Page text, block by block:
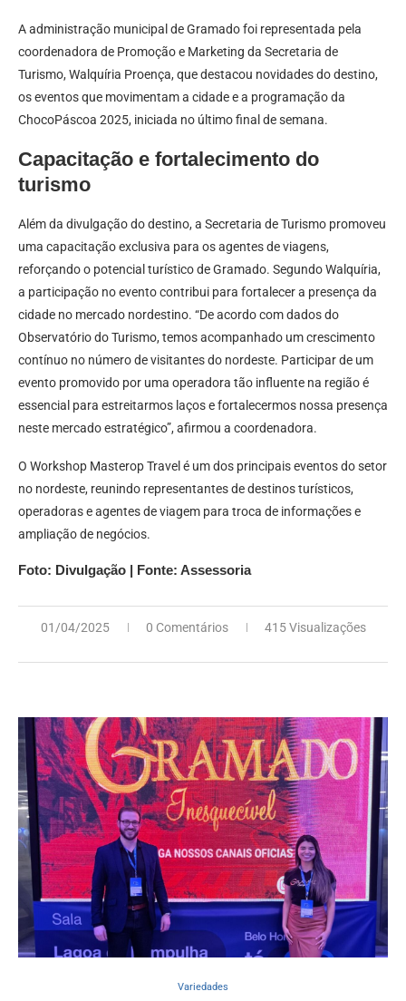
A administração municipal de Gramado foi representada pela
coordenadora de Promoção e Marketing da Secretaria de
Turismo, Walquíria Proença, que destacou novidades do destino,
os eventos que movimentam a cidade e a programação da
ChocoPáscoa 2025, iniciada no último final de semana.
Capacitação e fortalecimento do
turismo
Além da divulgação do destino, a Secretaria de Turismo promoveu
uma capacitação exclusiva para os agentes de viagens,
reforçando o potencial turístico de Gramado. Segundo Walquíria,
a participação no evento contribui para fortalecer a presença da
cidade no mercado nordestino. “De acordo com dados do
Observatório do Turismo, temos acompanhado um crescimento
contínuo no número de visitantes do nordeste. Participar de um
evento promovido por uma operadora tão influente na região é
essencial para estreitarmos laços e fortalecermos nossa presença
neste mercado estratégico”, afirmou a coordenadora.
O Workshop Masterop Travel é um dos principais eventos do setor
no nordeste, reunindo representantes de destinos turísticos,
operadoras e agentes de viagem para troca de informações e
ampliação de negócios.
Foto: Divulgação | Fonte: Assessoria
01/04/2025 0 Comentários 415 Visualizações
Variedades